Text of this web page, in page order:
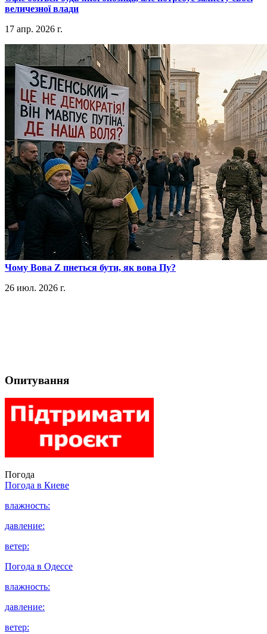
величезної влади
17 апр. 2026 г.
​Чому Вова Z пнеться бути, як вова Пу?
26 июл. 2026 г.
Опитування
Погода
Погода в Киеве
влажность:
давление:
ветер:
Погода в Одессе
влажность:
давление:
ветер: